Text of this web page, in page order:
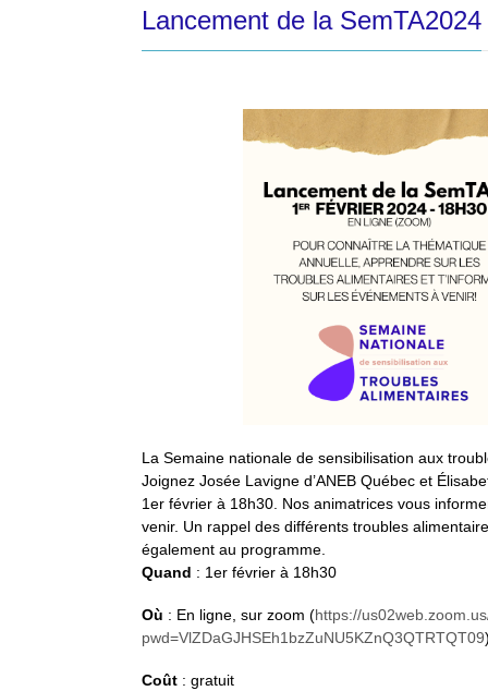
Lancement de la SemTA2024
La Semaine nationale de sensibilisation aux
Joignez Josée Lavigne d’ANEB Québec et
1er février à 18h30. Nos animatrices vous
venir. Un rappel des différents troubles
également au programme.
Quand : 1er février à 18h30
Où : En ligne, sur zoom (https://
pwd=VlZDaGJHSEh1bzZuNU5KZnQ3QTRTQT09
Coût : gratuit